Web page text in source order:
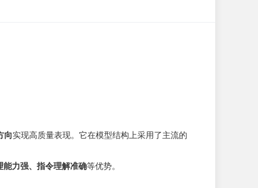
向实现高质量表现。它在模型结构上采用了主流的
能力强、指令理解准确等优势。